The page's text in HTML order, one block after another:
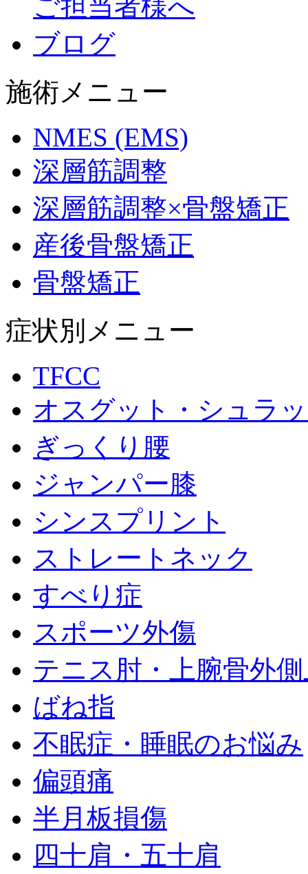
ご担当者様へ
ブログ
施術メニュー
NMES (EMS)
深層筋調整
深層筋調整×骨盤矯正
産後骨盤矯正
骨盤矯正
症状別メニュー
TFCC
オスグット・シュラ
ぎっくり腰
ジャンパー膝
シンスプリント
ストレートネック
すべり症
スポーツ外傷
テニス肘・上腕骨外
ばね指
不眠症・睡眠のお悩み
偏頭痛
半月板損傷
四十肩・五十肩